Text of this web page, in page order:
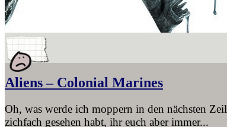
Aliens – Colonial Marines
Oh, was werde ich moppern in den nächsten
zichfach gesehen habt, ihr euch aber immer...